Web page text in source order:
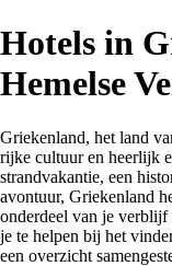
Hotels in
Hemelse
Griekenland, het land
rijke cultuur en heerlijk
strandvakantie, een
avontuur, Griekenland
onderdeel van je
je te helpen bij het
een overzicht